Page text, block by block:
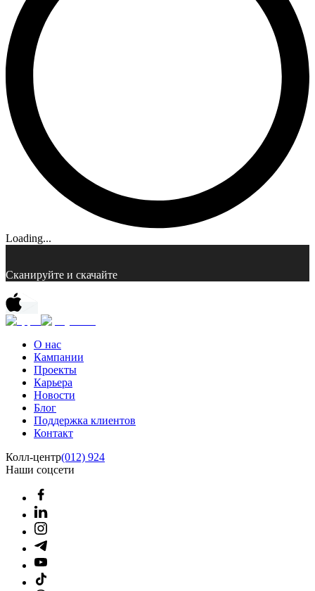
Loading...
Сканируйте и скачайте
О нас
Кампании
Проекты
Карьера
Новости
Блог
Поддержка клиентов
Контакт
Колл-центр(012) 924
Наши соцсети